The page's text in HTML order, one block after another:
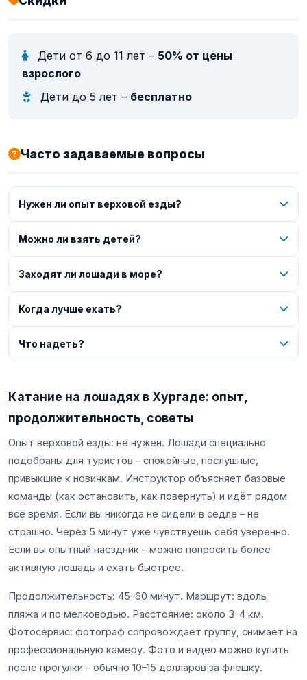
Дети от 6 до 11 лет – 50% от цены
взрослого
Дети до 5 лет – бесплатно
Часто задаваемые вопросы
Нужен ли опыт верховой езды?
Можно ли взять детей?
Заходят ли лошади в море?
Когда лучше ехать?
Что надеть?
Катание на лошадях в Хургаде: опыт,
продолжительность, советы
Опыт верховой езды: не нужен. Лошади специально
подобраны для туристов – спокойные, послушные,
привыкшие к новичкам. Инструктор объясняет базовые
команды (как остановить, как повернуть) и идёт рядом
всё время. Если вы никогда не сидели в седле – не
страшно. Через 5 минут уже чувствуешь себя уверенно.
Если вы опытный наездник – можно попросить более
активную лошадь и ехать быстрее.
Продолжительность: 45–60 минут. Маршрут: вдоль
пляжа и по мелководью. Расстояние: около 3–4 км.
Фотосервис: фотограф сопровождает группу, снимает на
профессиональную камеру. Фото и видео можно купить
после прогулки – обычно 10–15 долларов за флешку.